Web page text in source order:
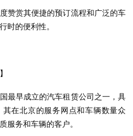
赏其便捷的预订流程和广泛的车
时的便利性。
早成立的汽车租赁公司之一，具
在北京的服务网点和车辆数量众
服务和车辆的客户。